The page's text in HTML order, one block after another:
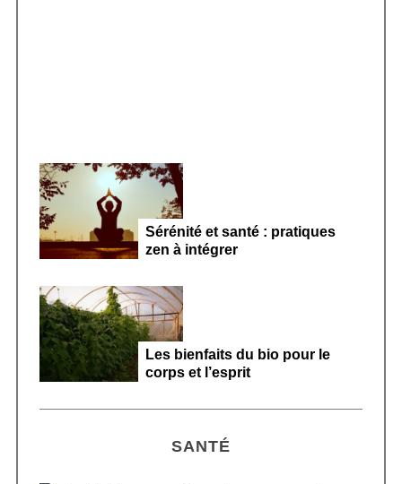
Sérénité et santé : pratiques
zen à intégrer
Les bienfaits du bio pour le
corps et l’esprit
SANTÉ